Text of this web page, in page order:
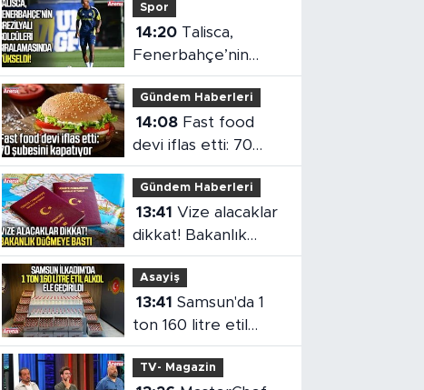
Spor
14:20
Fenerbahçe’nin
Brezilyalı golcüler
sıralamasında
yükseldi
Gündem Haberleri
14:08
devi iflas etti: 70
şubesini kapatıyor
Gündem Haberleri
13:41
dikkat! Bakanlık
düğmeye bastı
Asayiş
13:41 Samsun'da 1
ton 160 litre etil
alkol ele geçirildi
TV- Magazin